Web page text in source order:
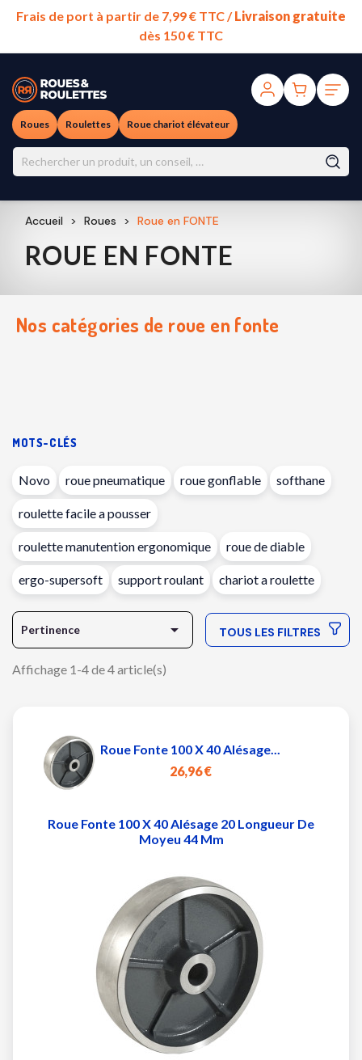
Frais de port à partir de 7,99 € TTC /Livraison gratuite
dès 150 € TTC
Roues Roulettes Roue chariot élévateur
Accueil Roues Roue en FONTE
ROUE EN FONTE
Nos catégories de roue en fonte
MOTS-CLÉS
Novo roue pneumatique roue gonflable softhane
roulette facile a pousser
roulette manutention ergonomique roue de diable
ergo-supersoft support roulant chariot a roulette
Pertinence  TOUS LES FILTRES
Affichage 1-4 de 4 article(s)
Roue Fonte 100 X 40 Alésage...
26,96 €
Roue Fonte 100 X 40 Alésage 20 Longueur De
Moyeu 44 Mm